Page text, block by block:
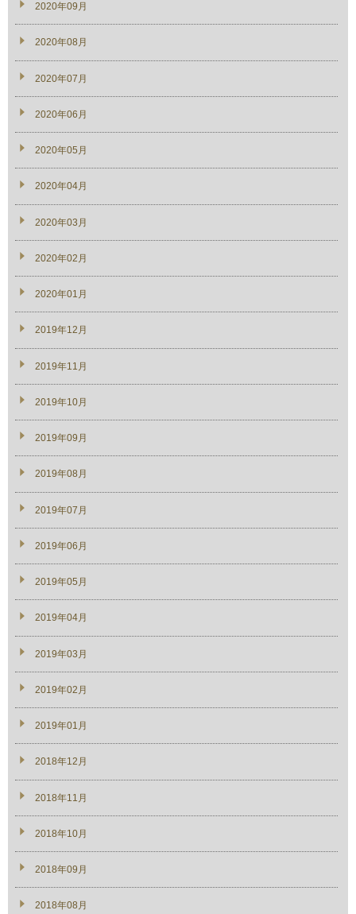
2020年09月
2020年08月
2020年07月
2020年06月
2020年05月
2020年04月
2020年03月
2020年02月
2020年01月
2019年12月
2019年11月
2019年10月
2019年09月
2019年08月
2019年07月
2019年06月
2019年05月
2019年04月
2019年03月
2019年02月
2019年01月
2018年12月
2018年11月
2018年10月
2018年09月
2018年08月